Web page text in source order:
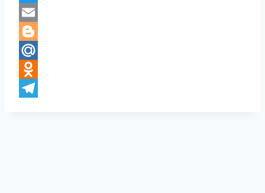
Twitter
Email
Blogger
Mail.Ru
Odnoklassniki